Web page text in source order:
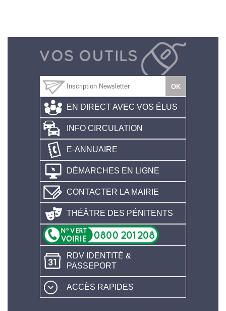
EN DIRECT AVEC VOS ÉLUS
INFO CIRCULATION
E-ANNUAIRE
DÉMARCHES EN LIGNE
CONTACTER LA MAIRIE
THÉÂTRE DES PÉNITENTS
RDV IDENTITÉ &
PASSEPORT
ACCÈS RAPIDES